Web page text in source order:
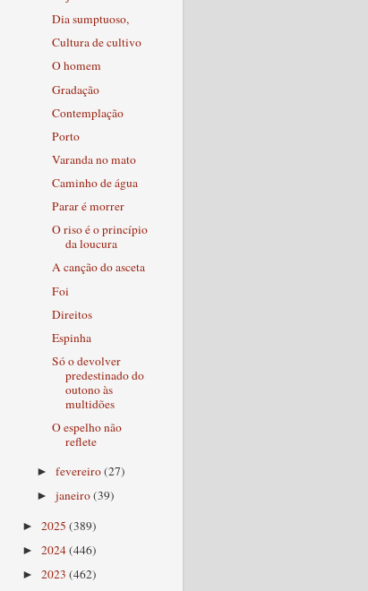
Dia sumptuoso,
Cultura de cultivo
O homem
Gradação
Contemplação
Porto
Varanda no mato
Caminho de água
Parar é morrer
O riso é o princípio
da loucura
A canção do asceta
Foi
Direitos
Espinha
Só o devolver
predestinado do
outono às
multidões
O espelho não
reflete
►fevereiro(27)
►janeiro(39)
► 2025 (389)
► 2024(446)
► 2023 (462)